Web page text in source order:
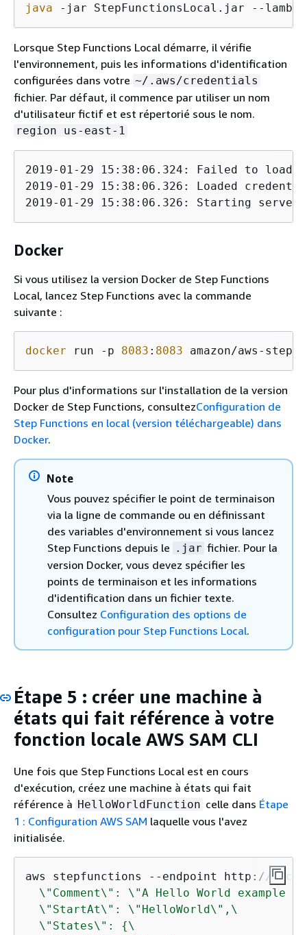
java -jar StepFunctionsLocal.jar --
Lorsque Step Functions Local démarre, il vérifie
l'environnement, puis les informations d'identification
configurées dans votre ~/.aws/credentials
fichier. Par défaut, il commence par utiliser un nom
d'utilisateur fictif et est répertorié sous le nom.
region us-east-1
2019-01-29 15:38:06.324: Failed to load
2019-01-29 15:38:06.326: Loaded
2019-01-29 15:38:06.326: Starting
Docker
Si vous utilisez la version Docker de Step Functions
Local, lancez Step Functions avec la commande
suivante :
docker run -p 8083 : 8083 amazon/aws-
Pour plus d'informations sur l'installation de la version
Docker de Step Functions, consultezConfiguration de
Step Functions en local (version téléchargeable) dans
Docker.
Note
Vous pouvez spécifier le point de terminaison
via la ligne de commande ou en définissant
des variables d'environnement si vous lancez
Step Functions depuis le .jar fichier. Pour la
version Docker, vous devez spécifier les
points de terminaison et les informations
d'identification dans un fichier texte.
Consultez Configuration des options de
configuration pour Step Functions Local.
Étape 5 : créer une machine à
états qui fait référence à votre
fonction locale AWS SAM CLI
Une fois que Step Functions Local est en cours
d'exécution, créez une machine à états qui fait
référence à HelloWorldFunction celle dans Étape
1 : Configuration AWS SAM laquelle vous l'avez
initialisée.
aws stepfunctions --endpoint http://
\"Comment\": \"A Hello World example
  \"StartAt\": \"HelloWorld\",\
  \"States\":
{\